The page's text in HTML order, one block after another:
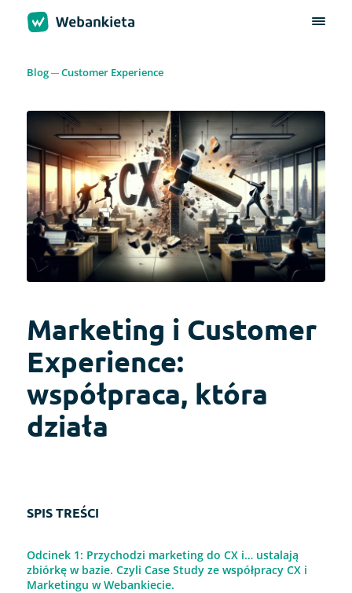
Blog Customer Experience
Marketing i Customer
Experience:
współpraca, która
działa
SPIS TREŚCI
Odcinek 1: Przychodzi marketing do CX i… ustalają
zbiórkę w bazie. Czyli Case Study ze współpracy CX i
Marketingu w Webankiecie.